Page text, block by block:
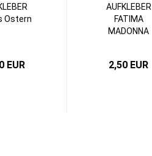
Ostern
EUR
AUFKLEBER
FATIMA
MADONNA
2,50 EUR